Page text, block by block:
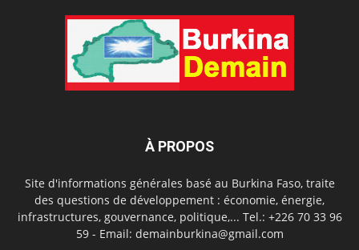
À PROPOS
Site d'informations générales basé au Burkina Faso, traite
des questions de développement : économie, énergie,
infrastructures, gouvernance, politique,... Tel.: +226 70 33 96
59 - Email: demainburkina@gmail.com